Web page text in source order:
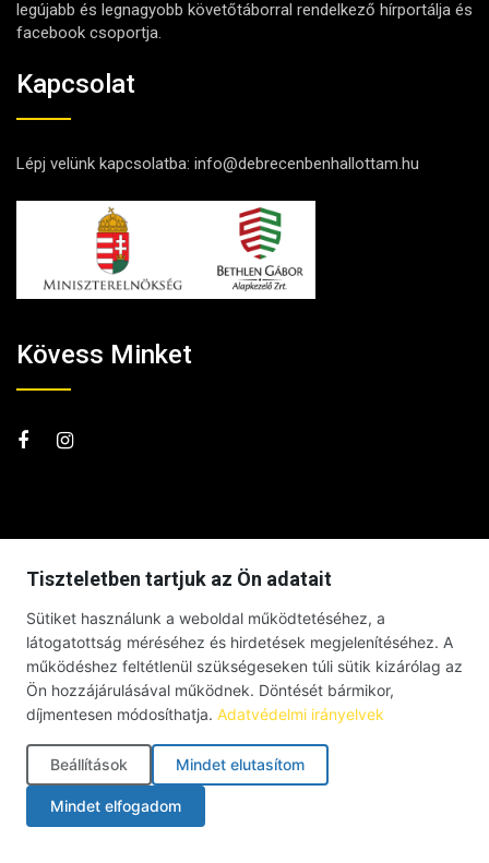
legújabb és legnagyobb követőtáborral rendelkező hírportálja és
facebook csoportja.
Kapcsolat
Lépj velünk kapcsolatba: info@debrecenbenhallottam.hu
Kövess Minket
© Debrecenben Hallottam – Minden jog fenntartva – 2026 |
Impresszum
|Adatkezelési tájékoztató
Tiszteletben tartjuk az Ön adatait
Sütiket használunk a weboldal működtetéséhez, a
látogatottság méréséhez és hirdetések megjelenítéséhez. A
működéshez feltétlenül szükségeseken túli sütik kizárólag az
Ön hozzájárulásával működnek. Döntését bármikor,
díjmentesen módosíthatja. Adatvédelmi irányelvek
Beállítások Mindet elutasítom
Mindet elfogadom